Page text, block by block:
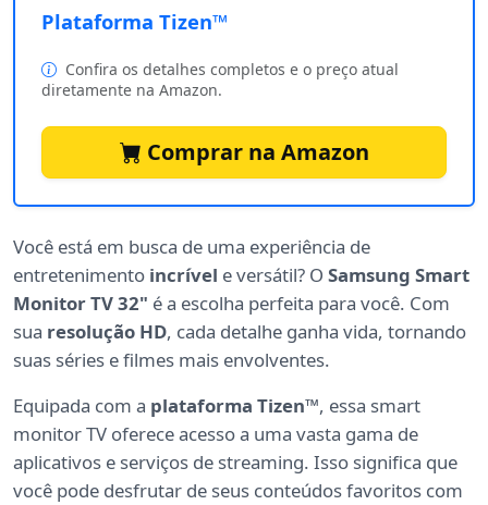
Plataforma Tizen™
Confira os detalhes completos e o preço atual
diretamente na Amazon.
Comprar na Amazon
Você está em busca de uma experiência de
entretenimento incrível e versátil? O Samsung Smart
Monitor TV 32" é a escolha perfeita para você. Com
sua resolução HD, cada detalhe ganha vida, tornando
suas séries e filmes mais envolventes.
Equipada com a plataforma Tizen™, essa smart
monitor TV oferece acesso a uma vasta gama de
aplicativos e serviços de streaming. Isso significa que
você pode desfrutar de seus conteúdos favoritos com